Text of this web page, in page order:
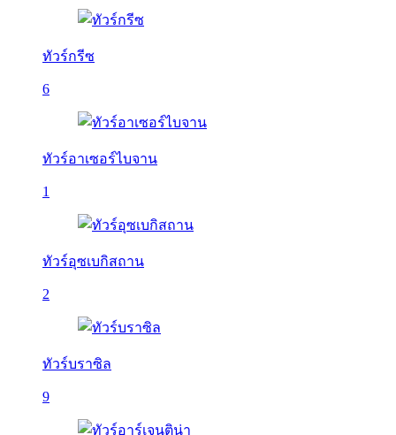
ทัวร์กรีซ
6
ทัวร์อาเซอร์ไบจาน
1
ทัวร์อุซเบกิสถาน
2
ทัวร์บราซิล
9